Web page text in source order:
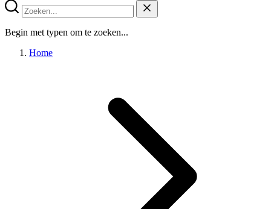
Begin met typen om te zoeken...
Home